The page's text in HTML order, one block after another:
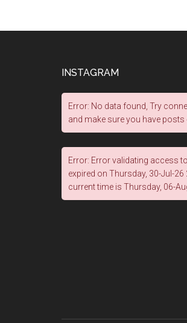
INSTAGRAM
Error: No data found, Try
and make sure you have
Error: Error validating access
expired on Thursday, 30-Jul-26
current time is Thursday, 06-